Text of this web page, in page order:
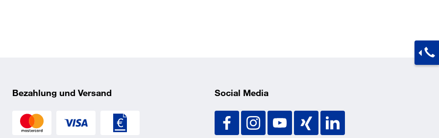
Bezahlung und Versand Social Media